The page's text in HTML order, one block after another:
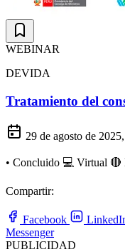
WEBINAR
DEVIDA
Tratamiento del
29 de agosto de
• Concluido 💻 Virtual 🔴
Compartir:
Facebook
Messenger
PUBLICIDAD